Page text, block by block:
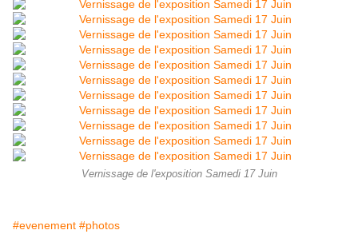
Vernissage de l'exposition Samedi 17 Juin
#evenement #photos